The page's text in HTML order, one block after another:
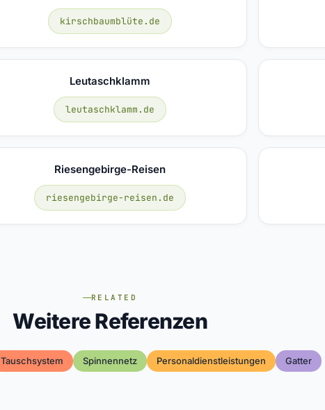
kirschbaumblüte.de
Leutaschklamm
leutaschklamm.de
Riesengebirge-Reisen
riesengebirge-reisen.de
RELATED
Weitere Referenzen
Tauschsystem Spinnennetz Personaldienstleistungen Gatter